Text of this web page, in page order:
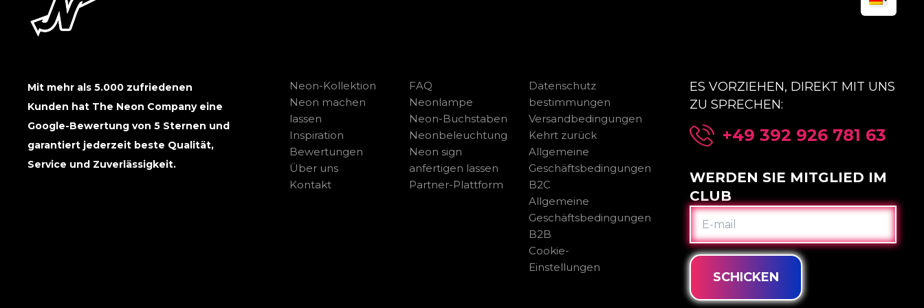
Mit mehr als 5.000 zufriedenen
Kunden hat The Neon Company eine
Google-Bewertung von 5 Sternen und
garantiert jederzeit beste Qualität,
Service und Zuverlässigkeit.
Neon-Kollektion
Neon machen
lassen
Inspiration
Bewertungen
Über uns
Kontakt
FAQ
Neonlampe
Neon-Buchstaben
Neonbeleuchtung
Neon sign
anfertigen lassen
Partner-Plattform
Datenschutz
bestimmungen
Versandbedingungen
Kehrt zurück
Allgemeine
Geschäftsbedingungen
B2C
Allgemeine
Geschäftsbedingungen
B2B
Cookie-
Einstellungen
ES VORZIEHEN, DIREKT MIT UNS
ZU SPRECHEN:
+49 392 926 781 63
WERDEN SIE MITGLIED IM
CLUB
E-
MAIL
SCHICKEN